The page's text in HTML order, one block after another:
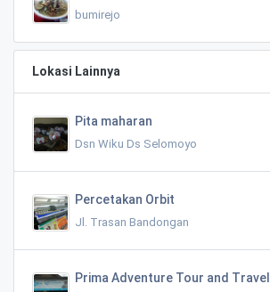
bumirejo
Lokasi Lainnya
Pita maharan
Dsn Wiku Ds Selomoyo
Percetakan Orbit
Jl. Trasan Bandongan
Prima Adventure Tour and Travel